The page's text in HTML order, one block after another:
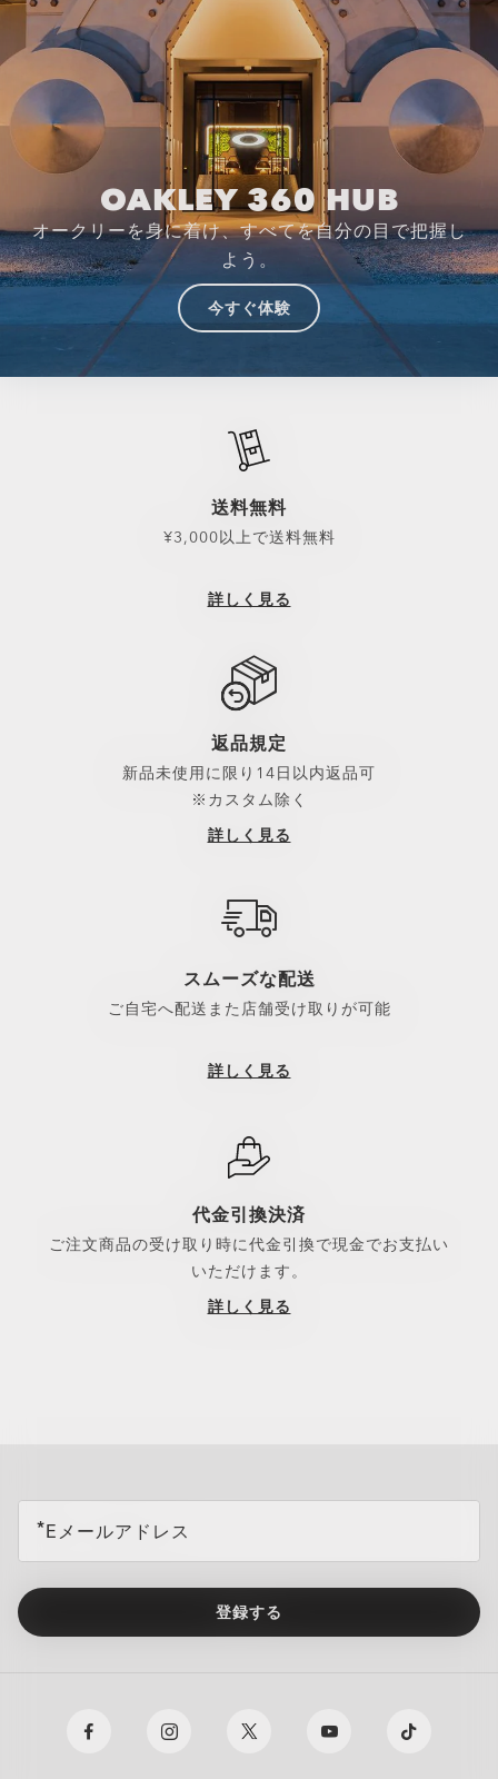
OAKLEY 360 HUB
オークリーを身に着け、すべてを自分の目で把握し
よう。
今すぐ体験
送料無料
¥3,000以上で送料無料
詳しく見る
返品規定
新品未使用に限り14日以内返品可
※カスタム除く
詳しく見る
スムーズな配送
ご自宅へ配送また店舗受け取りが可能
詳しく見る
代金引換決済
ご注文商品の受け取り時に代金引換で現金でお支払い
いただけます。
詳しく見る
Eメールアドレス
登録する